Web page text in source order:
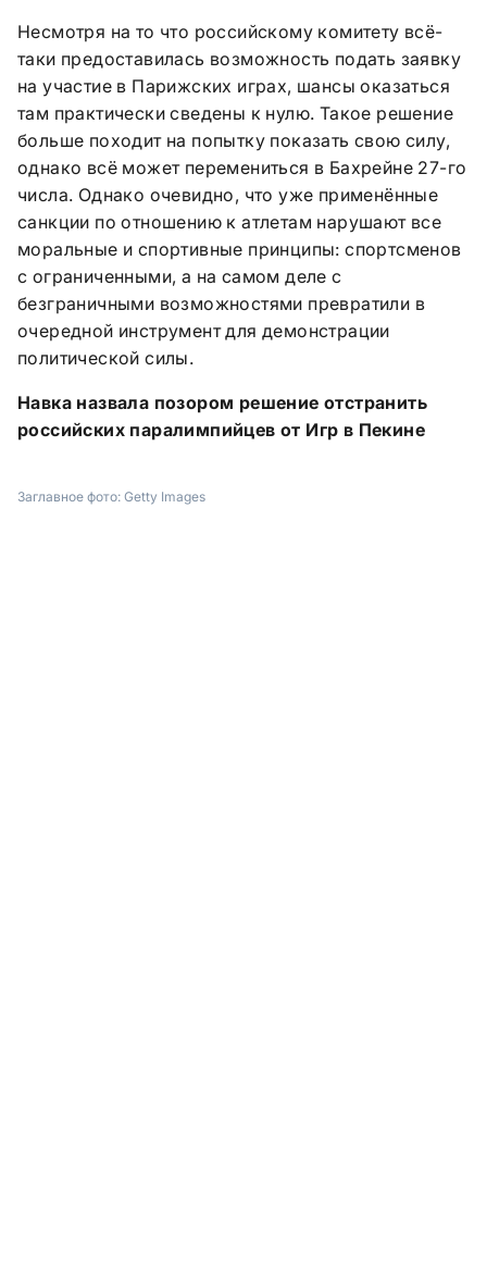
Несмотря на то что российскому комитету всё-
таки предоставилась возможность подать заявку
на участие в Парижских играх, шансы оказаться
там практически сведены к нулю. Такое решение
больше походит на попытку показать свою силу,
однако всё может перемениться в Бахрейне 27-го
числа. Однако очевидно, что уже применённые
санкции по отношению к атлетам нарушают все
моральные и спортивные принципы: спортсменов
с ограниченными, а на самом деле с
безграничными возможностями превратили в
очередной инструмент для демонстрации
политической силы.
Навка назвала позором решение отстранить
российских паралимпийцев от Игр в Пекине
Заглавное фото: Getty Images